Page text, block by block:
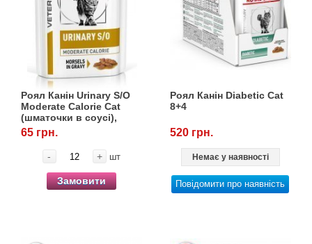
Роял Канін Urinary S/O
Moderate Calorie Cat
(шматочки в соусі),
0,085 кг
65 грн.
- + шт
Замовити
Роял Канін Diabetic Cat
8+4
520 грн.
Немає у наявності
Повідомити про наявність